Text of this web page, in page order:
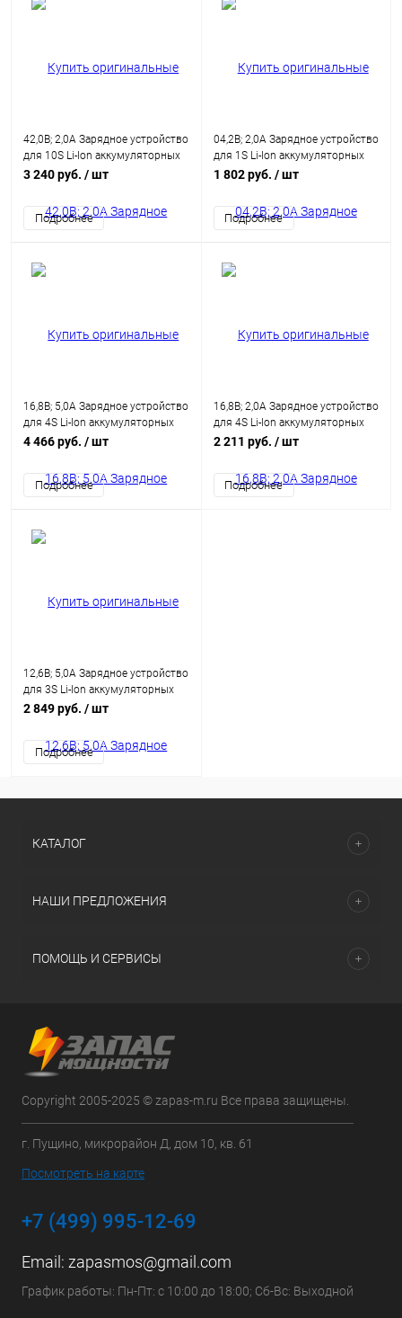
42,0В; 2,0А Зарядное устройство
для 10S Li-Ion аккумуляторных
батарей
3 240 руб. / шт
Подробнее
04,2В; 2,0А Зарядное устройство
для 1S Li-Ion аккумуляторных
батарей
1 802 руб. / шт
Подробнее
16,8В; 5,0А Зарядное устройство
для 4S Li-Ion аккумуляторных
батарей
4 466 руб. / шт
Подробнее
16,8В; 2,0А Зарядное устройство
для 4S Li-Ion аккумуляторных
батарей
2 211 руб. / шт
Подробнее
12,6В; 5,0А Зарядное устройство
для 3S Li-Ion аккумуляторных
батарей
2 849 руб. / шт
Подробнее
КАТАЛОГ
НАШИ ПРЕДЛОЖЕНИЯ
ПОМОЩЬ И СЕРВИСЫ
Copyright 2005-2025 © zapas-m.ru Все права защищены.
г. Пущино, микрорайон Д, дом 10, кв. 61
Посмотреть на карте
+7 (499) 995-12-69
Email: zapasmos@gmail.com
График работы: Пн-Пт: с 10:00 до 18:00; Сб-Вс: Выходной